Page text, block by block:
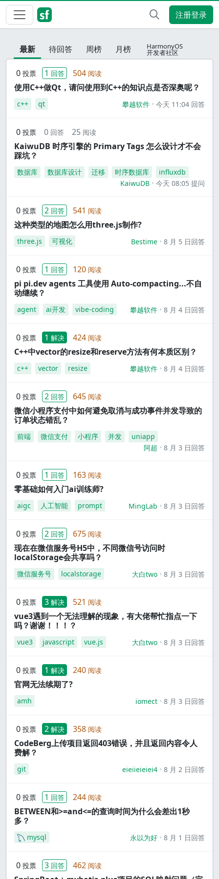
注册登录
最新 待回答 周榜 月榜 HarmonyOS
开发者社区
0 投票 1 回答 504 阅读
使用C++做Qt，请问使用到C++的知识点是否深奥呢？
c++ qt 攀越软件 今天 11:04 回答
0 投票 0 回答 25 阅读
KaiwuDB 时序引擎的 Primary Tags 怎么设计才不会
踩坑？
数据库 数据库设计 迁移 时序数据库
influxdb
KaiwuDB
今天 08:05 提问
0 投票 2 回答 541 阅读
这种类型的地图怎么用three.js制作?
three.js 可视化 Bestime 8 月 5 日回答
0 投票 1 回答 120 阅读
pi pi.dev agents 工具使用 Auto-compacting...不自
动继续？
agent ai开发 vibe-coding 攀越软件 8 月 4 日回答
0 投票 1 解决 424 阅读
C++中vector的resize和reserve方法有何本质区别？
c++ vector resize 攀越软件 8 月 4 日回答
0 投票 2 回答 645 阅读
微信小程序支付中如何避免取消与成功事件并发导致的
订单状态错乱？
前端 微信支付 小程序 并发
uniapp
阿超
8 月 3 日回答
0 投票 1 回答 163 阅读
零基础如何入门ai训练师?
aigc 人工智能 prompt MingLab 8 月 3 日回答
0 投票 2 回答 675 阅读
现在在微信服务号H5中，不同微信号访问时
localStorage会共享吗？
微信服务号 localstorage 大白two 8 月 3 日回答
0 投票 3 解决 521 阅读
vue3遇到一个无法理解的现象，有大佬帮忙指点一下
吗？谢谢！！！？
vue3 javascript vue.js 大白two 8 月 3 日回答
0 投票 1 解决 240 阅读
官网无法续期了?
amh iomect 8 月 3 日回答
0 投票 2 解决 358 阅读
CodeBerg上传项目返回403错误，并且返回内容令人
费解？
git eieiieieiei4 8 月 2 日回答
0 投票 1 回答 244 阅读
BETWEEN和>=and<=的查询时间为什么会差出1秒
多？
mysql 永以为好 8 月 1 日回答
0 投票 3 回答 462 阅读